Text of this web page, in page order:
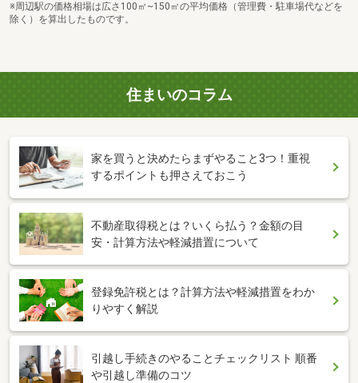
※周辺駅の価格相場は広さ100㎡~150㎡の平均価格（管理費・駐車場代などを
除く）を算出したものです。
住まいのコラム
家を買うと決めたらまずやること3つ！重視
するポイントも押さえておこう
不動産取得税とは？いくら払う？金額の目
安・計算方法や軽減措置について
登録免許税とは？計算方法や軽減措置をわか
りやすく解説
引越し手続きのやることチェックリスト 順番
や引越し準備のコツ